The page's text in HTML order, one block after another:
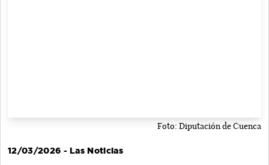
Foto: Diputación de Cuenca
12/03/2026 - Las Noticias